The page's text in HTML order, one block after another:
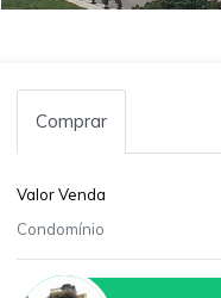
Comprar
Valor Venda
Condomínio